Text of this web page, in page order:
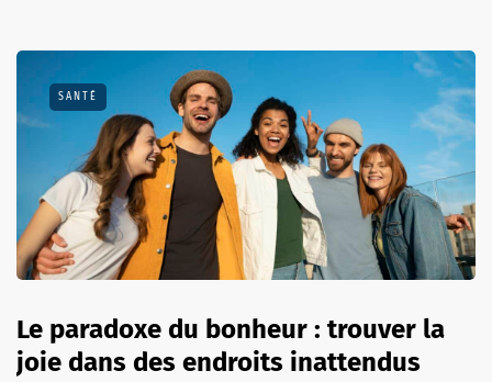
SANTÉ
Le paradoxe du bonheur : trouver la
joie dans des endroits inattendus